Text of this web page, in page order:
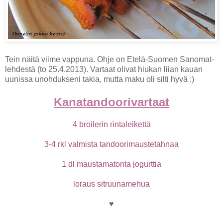
Tein näitä viime vappuna. Ohje on Etelä-Suomen Sanomat-
lehdestä (to 25.4.2013). Vartaat olivat hiukan liian kauan
uunissa unohdukseni takia, mutta maku oli silti hyvä :)
Kanatandoorivartaat
4 broilerin rintaleikettä
3-4 rkl valmista tandoorimaustetahnaa
1 dl maustamatonta jogurttia
loraus sitruunamehua
♥